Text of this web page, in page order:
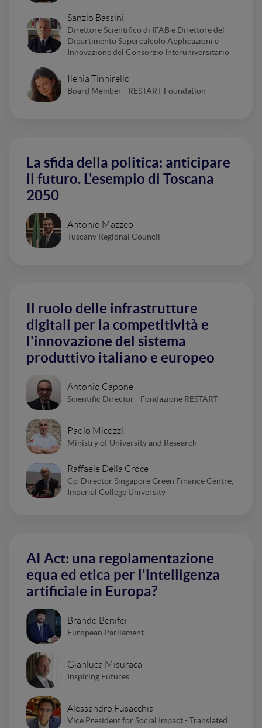
Sanzio Bassini
Direttore Scientifico di IFAB e Direttore del
Dipartimento Supercalcolo Applicazioni e
Innovazione del Consorzio Interuniversitario
Ilenia Tinnirello
Board Member - RESTART Foundation
La sfida della politica: anticipare
il futuro. L'esempio di Toscana
2050
Antonio Mazzeo
Tuscany Regional Council
Il ruolo delle infrastrutture
digitali per la competitività e
l'innovazione del sistema
produttivo italiano e europeo
Antonio Capone
Scientific Director - Fondazione RESTART
Paolo Micozzi
Ministry of University and Research
Raffaele Della Croce
Co-Director Singapore Green Finance Centre,
Imperial College University
AI Act: una regolamentazione
equa ed etica per l'intelligenza
artificiale in Europa?
Brando Benifei
European Parliament
Gianluca Misuraca
Inspiring Futures
Alessandro Fusacchia
Vice President for Social Impact - Translated